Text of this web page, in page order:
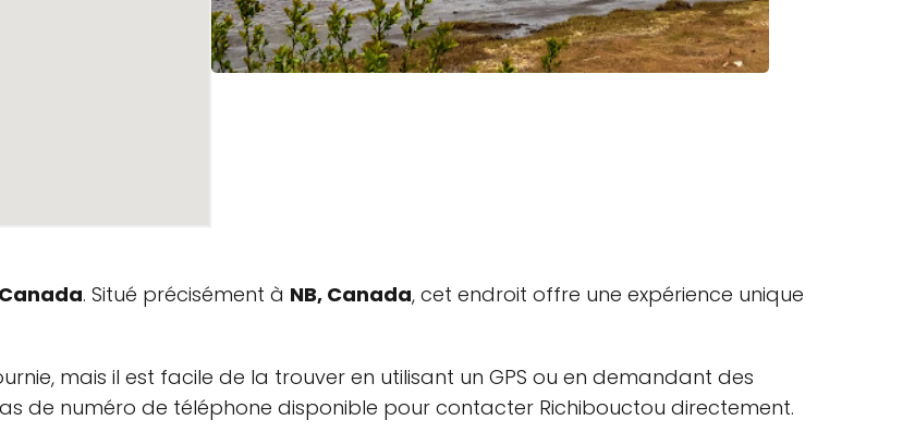
Canada. Situé précisément à NB, Canada, cet endroit offre une expérience unique
mais il est facile de la trouver en utilisant un GPS ou en demandant des
de numéro de téléphone disponible pour contacter Richibouctou directement.